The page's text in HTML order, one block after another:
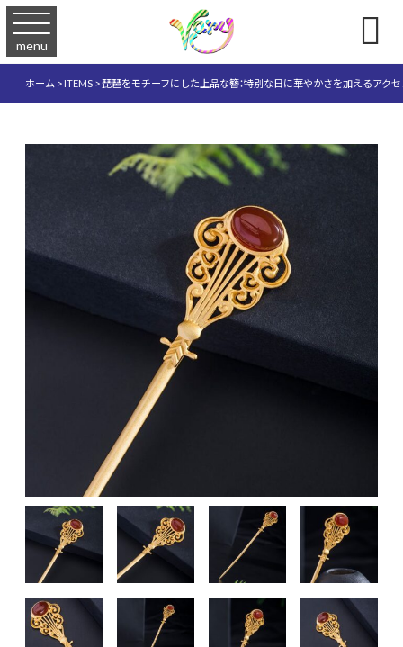
menu 
ホーム>ITEMS>琵琶をモチーフにした上品な簪：特別な日に華やかさを加えるアク